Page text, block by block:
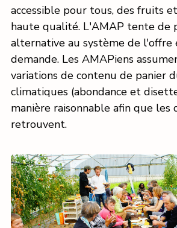
accessible pour tous, des fruits
haute qualité. L'AMAP tente de
alternative au système de l'offre
demande. Les AMAPiens
variations de contenu de panier
climatiques (abondance et
manière raisonnable afin que les
retrouvent.